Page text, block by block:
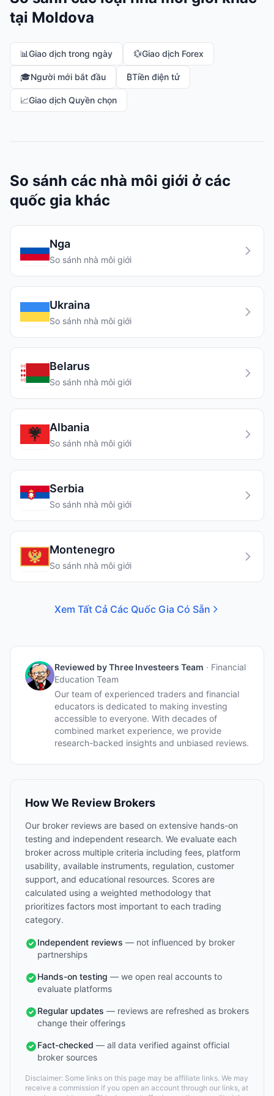
tại Moldova
📊Giao dịch trong ngày 💱Giao dịch Forex
🎓Người mới bắt đầu ₿Tiền điện tử
📈Giao dịch Quyền chọn
So sánh các nhà môi giới ở các
quốc gia khác
Nga
So sánh nhà môi giới
Ukraina
So sánh nhà môi giới
Belarus
So sánh nhà môi giới
Albania
So sánh nhà môi giới
Serbia
So sánh nhà môi giới
Montenegro
So sánh nhà môi giới
Xem Tất Cả Các Quốc Gia Có Sẵn
Reviewed byThree Investeers Team · Financial
Education Team
Our team of experienced traders and financial
educators is dedicated to making investing
accessible to everyone. With decades of
combined market experience, we provide
research-backed insights and unbiased reviews.
How We Review Brokers
Our broker reviews are based on extensive hands-on
testing and independent research. We evaluate each
broker across multiple criteria including fees, platform
usability, available instruments, regulation, customer
support, and educational resources. Scores are
calculated using a weighted methodology that
prioritizes factors most important to each trading
category.
Independent reviews — not influenced by broker
partnerships
Hands-on testing — we open real accounts to
evaluate platforms
Regular updates — reviews are refreshed as brokers
change their offerings
Fact-checked — all data verified against official
broker sources
Disclaimer: Some links on this page may be affiliate links. We may
receive a commission if you open an account through our links, at